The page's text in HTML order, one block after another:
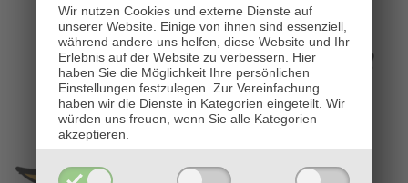
Wir nutzen Cookies und externe Dienste auf
unserer Website. Einige von ihnen sind essenziell,
während andere uns helfen, diese Website und Ihr
Erlebnis auf der Website zu verbessern. Hier
haben Sie die Möglichkeit Ihre persönlichen
Einstellungen festzulegen. Zur Vereinfachung
haben wir die Dienste in Kategorien eingeteilt. Wir
würden uns freuen, wenn Sie alle Kategorien
akzeptieren.